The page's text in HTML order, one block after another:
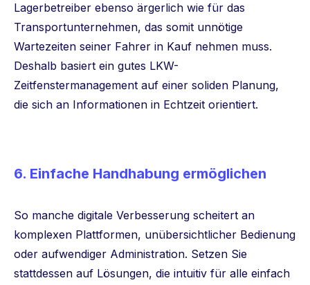
Lagerbetreiber ebenso ärgerlich wie für das
Transportunternehmen, das somit unnötige
Wartezeiten seiner Fahrer in Kauf nehmen muss.
Deshalb basiert ein gutes LKW-
Zeitfenstermanagement auf einer soliden Planung,
die sich an Informationen in Echtzeit orientiert.
6. Einfache Handhabung ermöglichen
So manche digitale Verbesserung scheitert an
komplexen Plattformen, unübersichtlicher Bedienung
oder aufwendiger Administration. Setzen Sie
stattdessen auf Lösungen, die intuitiv für alle einfach